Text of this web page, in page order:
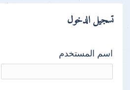
تسجيل الدخول
اسم المستخدم